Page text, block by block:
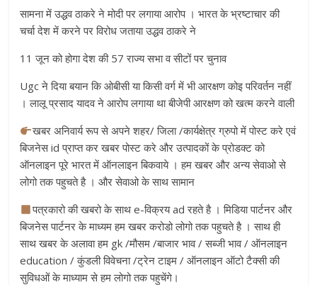
सामना में उद्धव ठाकरे ने मोदी पर लगाया आरोप । भारत के भ्रष्टाचार की
चर्चा देश में करने पर विरोध जताया उद्धव ठाकरे ने
11 जून को होगा देश की 57 राज्य सभा व सीटों पर चुनाव
Ugc ने दिया बयान कि ओबीसी या किसी वर्ग में भी आरक्षण कोइ परिवर्तन नहीं
। लालू प्रसाद यादव ने आरोप लगाया था बीजेपी आरक्षण को खत्म करने वाली
खबर अनिवार्य रूप से अपने शहर/ जिला /कार्यक्षेत्र ग्रुपो में पोस्ट करे एवं
बिजनेस id प्राप्त कर खबर पोस्ट करे और उत्पादकों के प्रोडक्ट को
ऑनलाइन पूरे भारत में ऑनलाइन बिकवाये । हम खबर और अन्य सेवाओ से
लोगो तक पहुचते है । और सेवाओ के साथ सामान
पत्रकारो की खबरो के साथ e-विक्रय ad रहते है । मिडिया पार्टनर और
बिजनेस पार्टनर के माध्यम हम खबर करोडो लोगो तक पहुचते है । साथ ही
साथ खबर के अलावा हम gk /मौसम /बाजार भाव / सब्जी भाव / ऑनलाइन
education / कुंडली विवेचना /ट्रेन टाइम / ऑनलाइन ऑटो टैक्सी की
सुविधओं के माध्याम से हम लोगो तक पहुचेंगे।